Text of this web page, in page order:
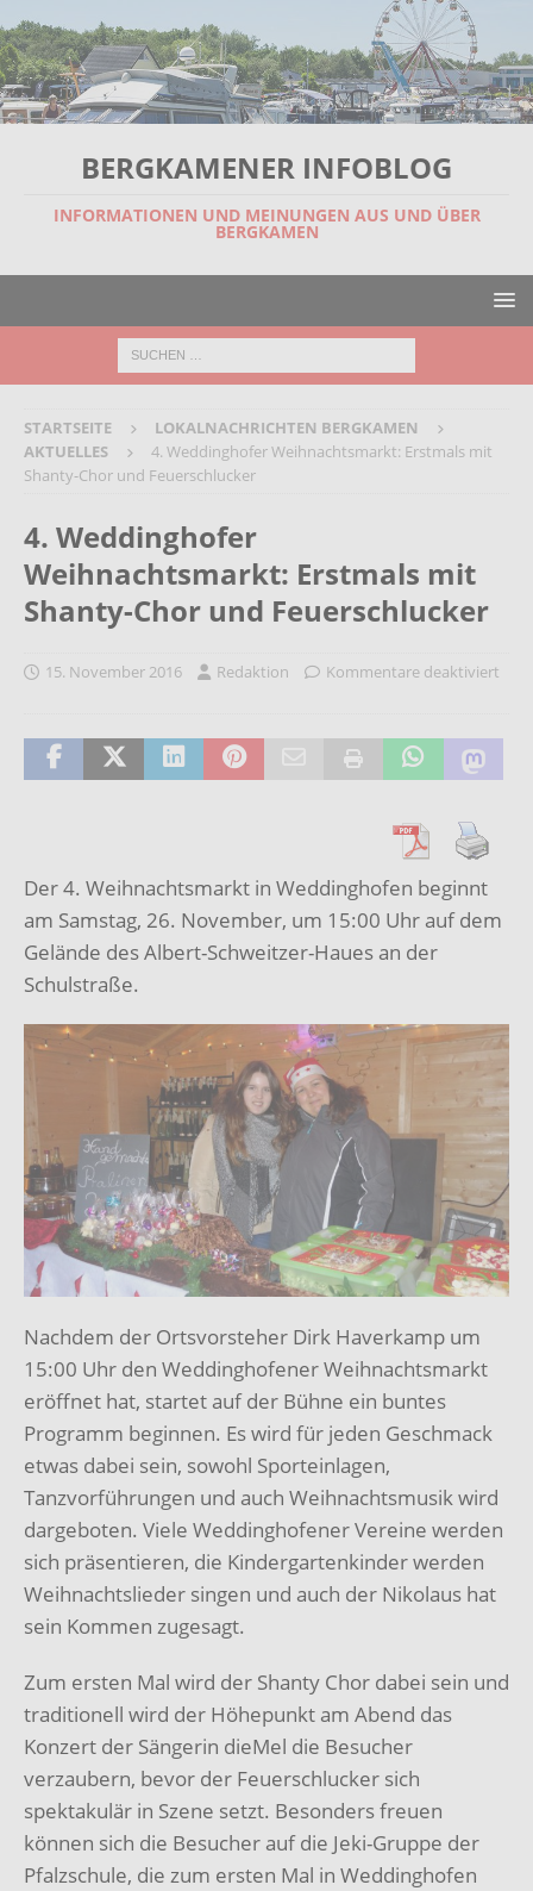
BERGKAMENER INFOBLOG
INFORMATIONEN UND MEINUNGEN AUS UND ÜBER
BERGKAMEN
STARTSEITE
LOKALNACHRICHTEN BERGKAMEN
AKTUELLES
4. Weddinghofer Weihnachtsmarkt: Erstmals mit
Shanty-Chor und Feuerschlucker
4. Weddinghofer
Weihnachtsmarkt: Erstmals mit
Shanty-Chor und Feuerschlucker
15. November 2016 Redaktion Kommentare deaktiviert
Der 4. Weihnachtsmarkt in Weddinghofen beginnt
am Samstag, 26. November, um 15:00 Uhr auf dem
Gelände des Albert-Schweitzer-Haues an der
Schulstraße.
Nachdem der Ortsvorsteher Dirk Haverkamp um
15:00 Uhr den Weddinghofener Weihnachtsmarkt
eröffnet hat, startet auf der Bühne ein buntes
Programm beginnen. Es wird für jeden Geschmack
etwas dabei sein, sowohl Sporteinlagen,
Tanzvorführungen und auch Weihnachtsmusik wird
dargeboten. Viele Weddinghofener Vereine werden
sich präsentieren, die Kindergartenkinder werden
Weihnachtslieder singen und auch der Nikolaus hat
sein Kommen zugesagt.
Zum ersten Mal wird der Shanty Chor dabei sein und
traditionell wird der Höhepunkt am Abend das
Konzert der Sängerin dieMel die Besucher
verzaubern, bevor der Feuerschlucker sich
spektakulär in Szene setzt. Besonders freuen
können sich die Besucher auf die Jeki-Gruppe der
Pfalzschule, die zum ersten Mal in Weddinghofen